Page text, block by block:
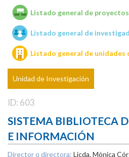
Unidades de investigación
Listado general de proyectos
Listado general de
Listado general de unidades
Unidad de Investigación
ID: 603
SISTEMA BIBLIOTECA
E INFORMACIÓN
Director o directora: Licda. Mónica